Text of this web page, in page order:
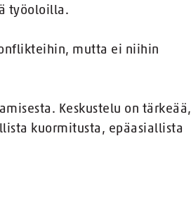
työoloilla.
mutta ei niihin
Keskustelu on tärkeää,
kuormitusta, epäasiallista